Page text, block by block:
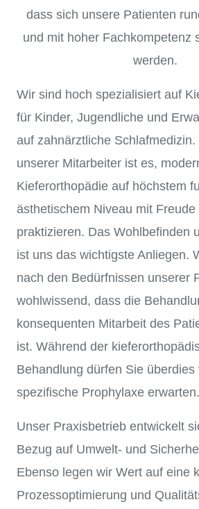
dass sich unsere Patienten
und mit hoher Fachkompetenz
werden.
Wir sind hoch spezialisiert auf
für Kinder, Jugendliche und
auf zahnärztliche
unserer Mitarbeiter ist es,
Kieferorthopädie auf höchstem
ästhetischem Niveau mit
praktizieren. Das Wohlbefinden
ist uns das wichtigste Anliegen.
nach den Bedürfnissen unserer
wohlwissend, dass die
konsequenten Mitarbeit des
ist. Während der
Behandlung dürfen Sie überdies
spezifische Prophylaxe erwarten.
Unser Praxisbetrieb entwickelt
Bezug auf Umwelt- und
Ebenso legen wir Wert auf eine
Prozessoptimierung und